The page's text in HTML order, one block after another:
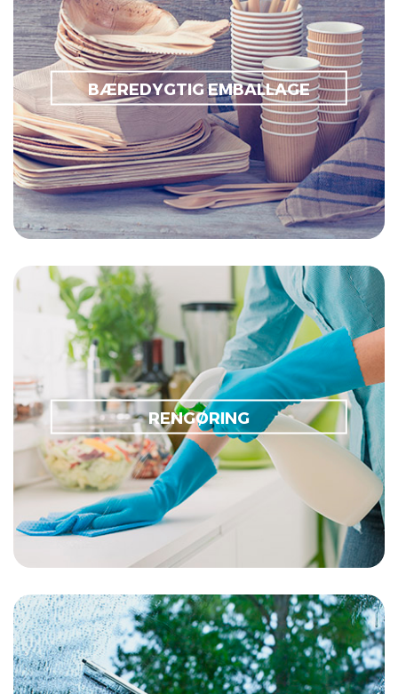
BÆREDYGTIG EMBALLAGE
Bager & Indpakningsartikler
Engangsservice
Diverse
Take away emballage
Læs mere om bæredygtig emballage
RENGØRING
Bad & Toilet
Grundrengøring
Køkkenrengøring
Desinfektion
Universalrengøring
Gulvrengøring
Lugtsanering
Miljømærket
Teleskopstænger
Gummi